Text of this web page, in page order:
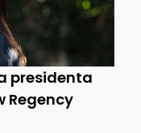
presidenta
Regency